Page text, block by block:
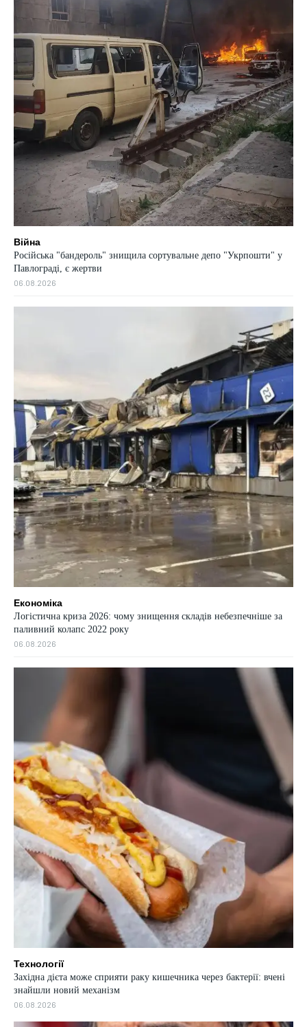
Війна
Російська "бандероль" знищила сортувальне депо "Укрпошти" у
Павлограді, є жертви
06.08.2026
Економіка
Логістична криза 2026: чому знищення складів небезпечніше за
паливний колапс 2022 року
06.08.2026
Технології
Західна дієта може сприяти раку кишечника через бактерії: вчені
знайшли новий механізм
06.08.2026